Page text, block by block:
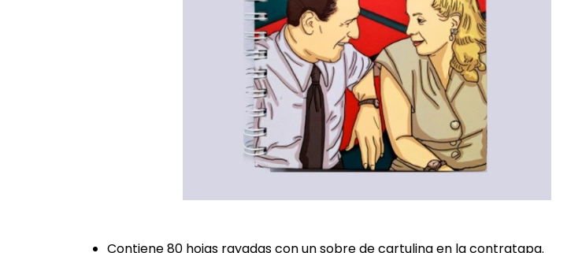
Contiene 80 hojas rayadas con un sobre de cartulina en la contratapa.